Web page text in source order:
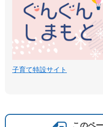
子育て特設サイト